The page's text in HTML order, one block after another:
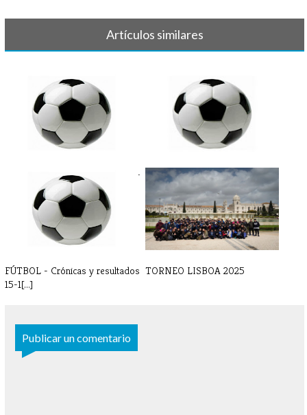
Artículos similares
FÚTBOL - Partidos y horarios 7- FÚTBOL - Partidos y horarios
22-23 [...]
FÚTBOL - Crónicas y resultados
15-1[...]
TORNEO LISBOA 2025
Publicar un comentario